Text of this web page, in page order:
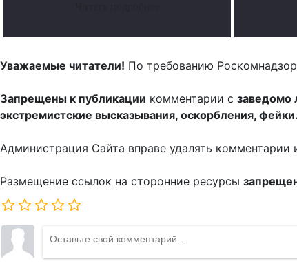
Уважаемые читатели! По требованию
Запрещены к публикации комментарии с заведомо
экстремистские высказывания, оскорбления, фейки.
Администрация Сайта вправе удалять комментарии
Размещение ссылок на сторонние ресурсы